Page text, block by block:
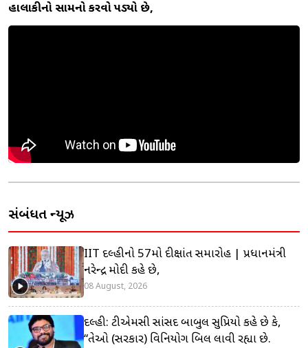
હાલાકીનો સામનો કરવો પડ્યો છે,
સંબંધિત ન્યૂઝ
IIT દિલ્હીનો 57મો દીક્ષાંત સમારોહ | પ્રધાનમંત્રી
નરેન્દ્ર મોદી કહે છે,
08 August, 2026
દિલ્હી: ટીએમસી સાંસદ બાબુલ સુપ્રિયો કહે છે કે,
“તેઓ (સરકાર) વિનિયોગ બિલ લાવી રહ્યા છે.